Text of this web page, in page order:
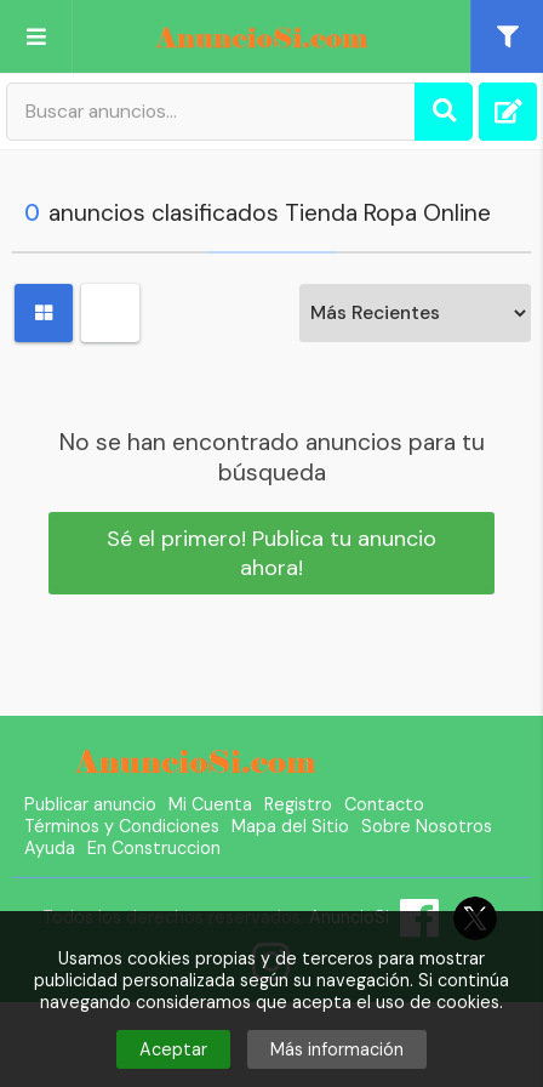
Publica tu Anuncio
Mi cuenta
0 anuncios clasificados Tienda Ropa Online
No se han encontrado anuncios para tu
búsqueda
Sé el primero! Publica tu anuncio
ahora!
Publicar anuncio Mi Cuenta Registro
Contacto
Términos y Condiciones
Mapa del Sitio
Sobre Nosotros
Ayuda
En Construccion
Todos los derechos reservados.AnuncioSi
Usamos cookies propias y de terceros para mostrar
publicidad personalizada según su navegación. Si continúa
navegando consideramos que acepta el uso de cookies.
Aceptar Más información